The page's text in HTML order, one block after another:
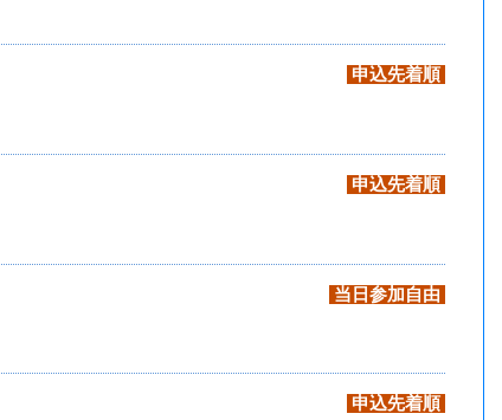
申込先着順
申込先着順
当日参加自由
申込先着順